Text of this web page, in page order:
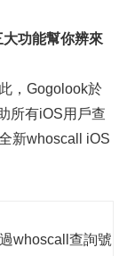
功能幫你辨來
，Gogolook於
所有iOS用戶查
新whoscall iOS
whoscall查詢號